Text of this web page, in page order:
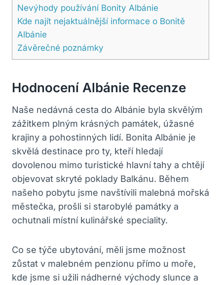
Nevýhody používání Bonity Albánie
Kde najít nejaktuálnější informace ⁤o Bonitě
Albánie
Závěrečné poznámky
Hodnocení​ Albánie Recenze
Naše nedávná cesta⁣ do Albánie byla skvělým
zážitkem plným krásných‍ památek, ‌úžasné
krajiny⁤ a pohostinných lidí. Bonita Albánie⁢ je
skvělá destinace pro ty, kteří hledají​
dovolenou mimo turistické‍ hlavní tahy a chtějí
objevovat skryté poklady Balkánu. Během
našeho ⁣pobytu ⁢jsme navštívili malebná mořská
městečka,‌ prošli si starobylé památky ⁤a
‍ochutnali místní⁣ kulinářské ⁣speciality.
Co se týče ubytování,‍ měli jsme možnost⁤
zůstat v malebném penzionu přímo u moře,
⁢kde jsme si užili ⁢nádherné východy slunce a